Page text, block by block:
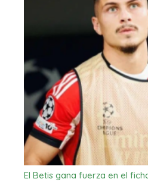
El Betis gana fuerza en el